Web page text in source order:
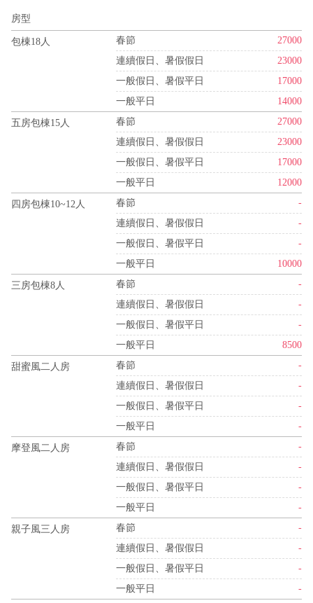
房型
包棟18人 春節
27000
連續假日、暑假假日
23000
一般假日、暑假平日
17000
一般平日
14000
五房包棟15人 春節
27000
連續假日、暑假假日
23000
一般假日、暑假平日
17000
一般平日
12000
四房包棟10~12人 春節
-
連續假日、暑假假日
-
一般假日、暑假平日
-
一般平日
10000
三房包棟8人 春節
-
連續假日、暑假假日
-
一般假日、暑假平日
-
一般平日
8500
甜蜜風二人房 春節
-
連續假日、暑假假日
-
一般假日、暑假平日
-
一般平日
-
摩登風二人房 春節
-
連續假日、暑假假日
-
一般假日、暑假平日
-
一般平日
-
親子風三人房 春節
-
連續假日、暑假假日
-
一般假日、暑假平日
-
一般平日
-